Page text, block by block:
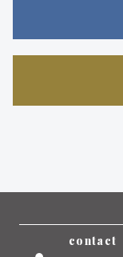
contact